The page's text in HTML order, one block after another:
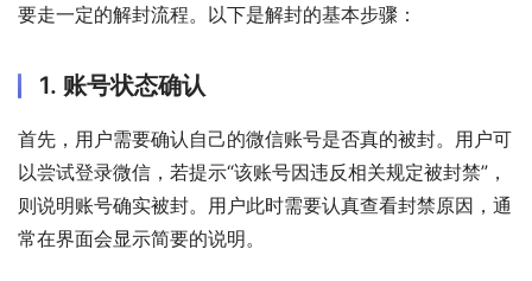
要走一定的解封流程。以下是解封的基本步骤：
1. 账号状态确认
首先，用户需要确认自己的微信账号是否真的被封。用户可
以尝试登录微信，若提示“该账号因违反相关规定被封禁”，
则说明账号确实被封。用户此时需要认真查看封禁原因，通
常在界面会显示简要的说明。